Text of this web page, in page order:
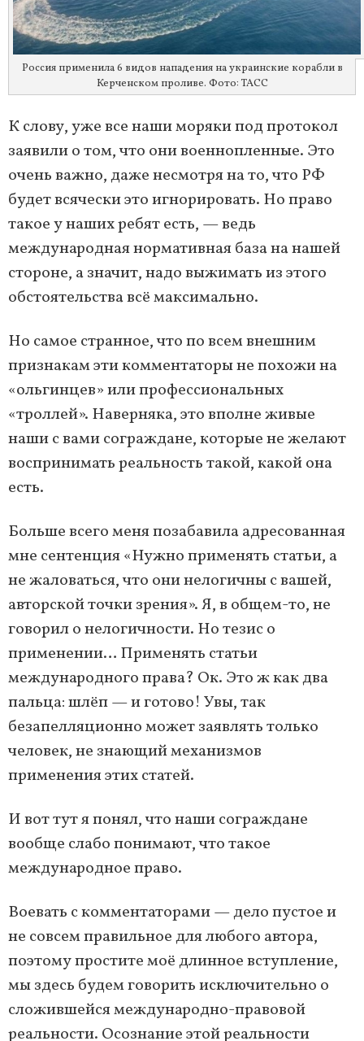
Россия применила 6 видов нападения на украинские корабли в
Керченском проливе. Фото: ТАСС
К слову, уже все наши моряки под протокол
заявили о том, что они военнопленные. Это
очень важно, даже несмотря на то, что РФ
будет всячески это игнорировать. Но право
такое у наших ребят есть, — ведь
международная нормативная база на нашей
стороне, а значит, надо выжимать из этого
обстоятельства всё максимально.
Но самое странное, что по всем внешним
признакам эти комментаторы не похожи на
«ольгинцев» или профессиональных
«троллей». Наверняка, это вполне живые
наши с вами сограждане, которые не желают
воспринимать реальность такой, какой она
есть.
Больше всего меня позабавила адресованная
мне сентенция «Нужно применять статьи, а
не жаловаться, что они нелогичны с вашей,
авторской точки зрения». Я, в общем-то, не
говорил о нелогичности. Но тезис о
применении… Применять статьи
международного права? Ок. Это ж как два
пальца: шлёп — и готово! Увы, так
безапелляционно может заявлять только
человек, не знающий механизмов
применения этих статей.
И вот тут я понял, что наши сограждане
вообще слабо понимают, что такое
международное право.
Воевать с комментаторами — дело пустое и
не совсем правильное для любого автора,
поэтому простите моё длинное вступление,
мы здесь будем говорить исключительно о
сложившейся международно-правовой
реальности. Осознание этой реальности